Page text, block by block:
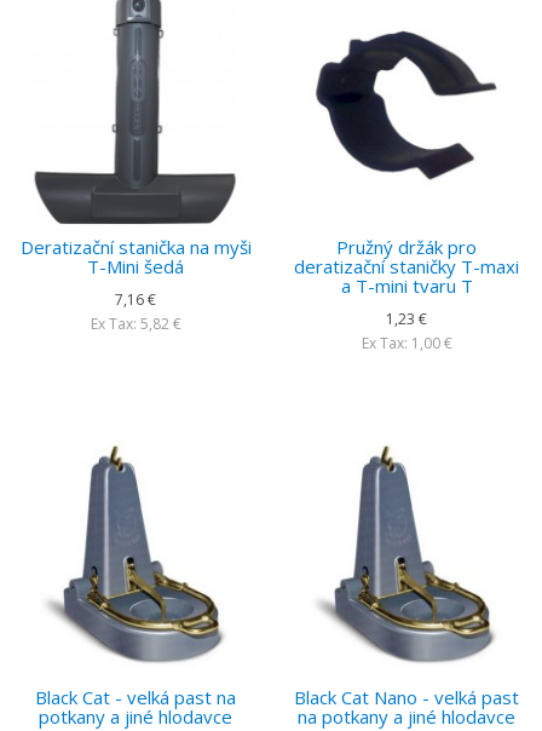
Deratizační stanička na myši
T-Mini šedá
7,16 €
Ex Tax: 5,82 €
Pružný držák pro
deratizační staničky T-maxi
a T-mini tvaru T
1,23 €
Ex Tax: 1,00 €
Black Cat - velká past na
potkany a jiné hlodavce
Black Cat Nano - velká past
na potkany a jiné hlodavce